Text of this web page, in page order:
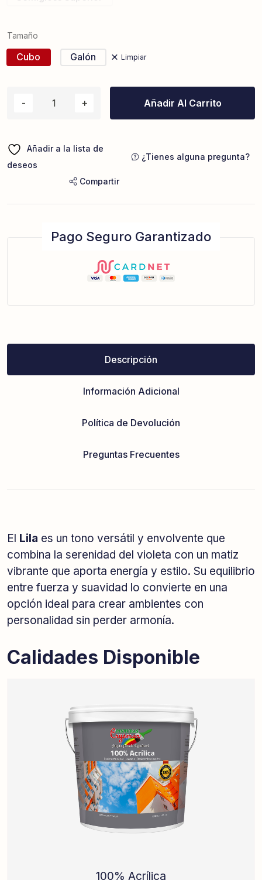
Tamaño
Cubo Galón Limpiar
Añadir Al Carrito
Añadir a la lista de
deseos
¿Tienes alguna pregunta?
Compartir
Pago Seguro Garantizado
Descripción
Información Adicional
Política de Devolución
Preguntas Frecuentes
El Lila es un tono versátil y envolvente que
combina la serenidad del violeta con un matiz
vibrante que aporta energía y estilo. Su equilibrio
entre fuerza y suavidad lo convierte en una
opción ideal para crear ambientes con
personalidad sin perder armonía.
Calidades Disponible
100% Acrílica